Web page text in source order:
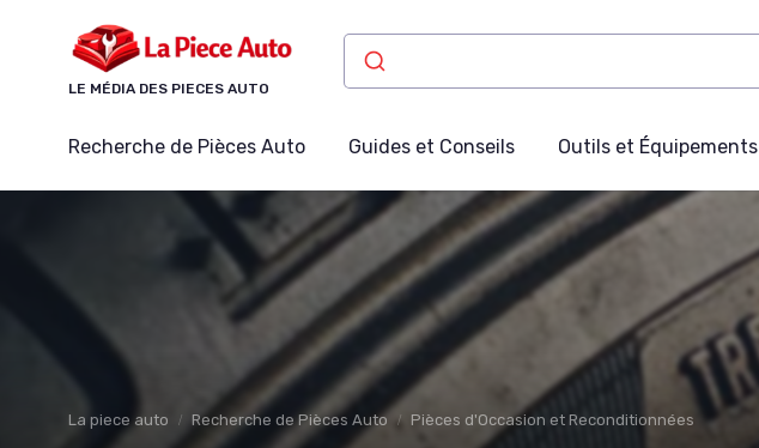
LE MÉDIA DES PIECES AUTO
Recherche de Pièces Auto Guides et Conseils Outils et Équipements
La piece auto Recherche de Pièces Auto Pièces d'Occasion et Reconditionnées